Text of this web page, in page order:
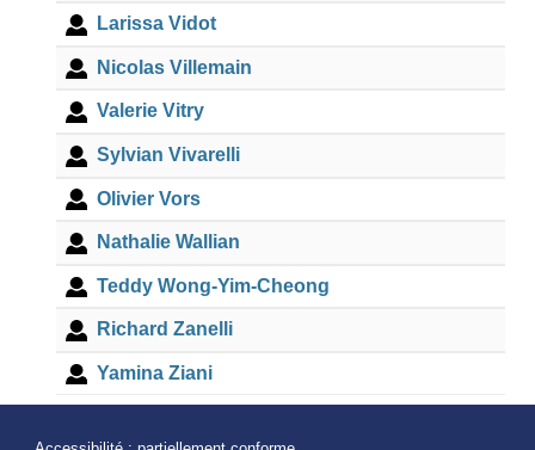
Larissa Vidot
Nicolas Villemain
Valerie Vitry
Sylvian Vivarelli
Olivier Vors
Nathalie Wallian
Teddy Wong-Yim-Cheong
Richard Zanelli
Yamina Ziani